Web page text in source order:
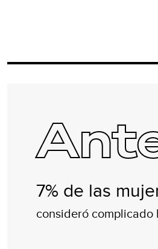
7% de las
consideró complicado